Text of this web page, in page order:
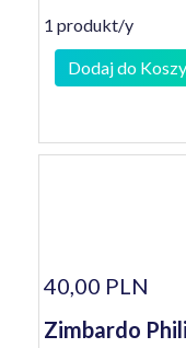
1 produkt/y
Dodaj do
40,00 PLN
Zimbardo